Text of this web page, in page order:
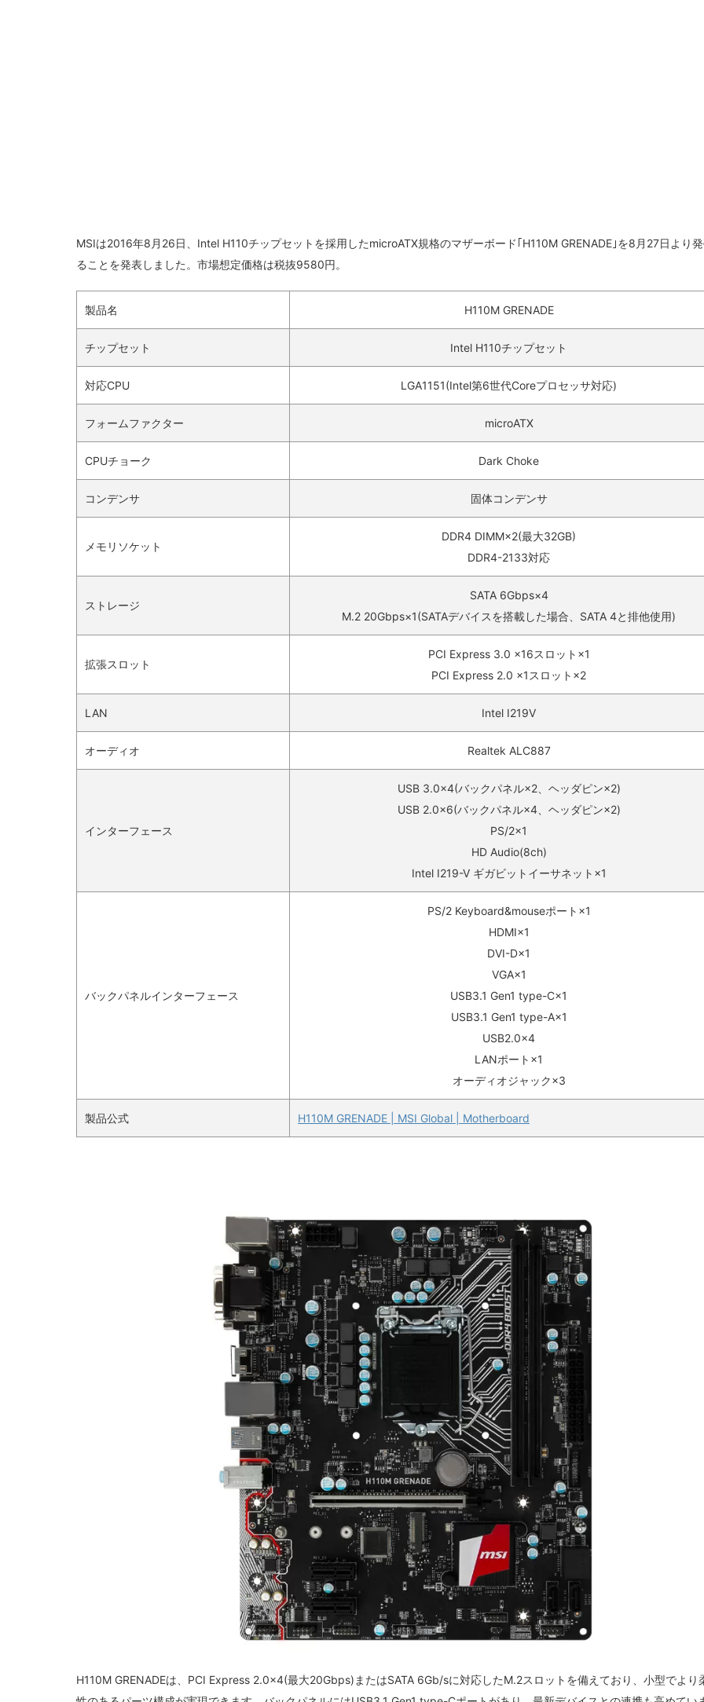
MSIは2016年8月26日、Intel H110チップセットを採用したmicroATX規格のマザーボード｢H110M GRENADE｣を8月27日より
ることを発表しました。市場想定価格は税抜9580円。
製品名 H110M GRENADE
チップセット Intel H110チップセット
対応CPU LGA1151(Intel第6世代Coreプロセッサ対応)
フォームファクター microATX
CPUチョーク Dark Choke
コンデンサ 固体コンデンサ
メモリソケット
DDR4 DIMM×2(最大32GB)
DDR4-2133対応
ストレージ
SATA 6Gbps×4
M.2 20Gbps×1(SATAデバイスを搭載した場合、SATA 4と排他使用)
拡張スロット
PCI Express 3.0 x16スロット×1
PCI Express 2.0 x1スロット×2
LAN Intel I219V
オーディオ Realtek ALC887
インターフェース
USB 3.0×4(バックパネル×2、ヘッダピン×2)
USB 2.0×6(バックパネル×4、ヘッダピン×2)
PS/2×1
HD Audio(8ch)
Intel I219-V ギガビットイーサネット×1
バックパネルインターフェース
PS/2 Keyboard&mouseポート×1
HDMI×1
DVI-D×1
VGA×1
USB3.1 Gen1 type-C×1
USB3.1 Gen1 type-A×1
USB2.0×4
LANポート×1
オーディオジャック×3
製品公式 H110M GRENADE | MSI Global | Motherboard
H110M GRENADEは、PCI Express 2.0x4(最大20Gbps)またはSATA 6Gb/sに対応したM.2スロットを備えており、小型でより